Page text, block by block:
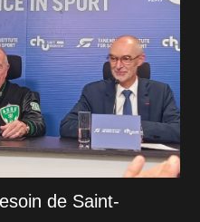
de Saint-